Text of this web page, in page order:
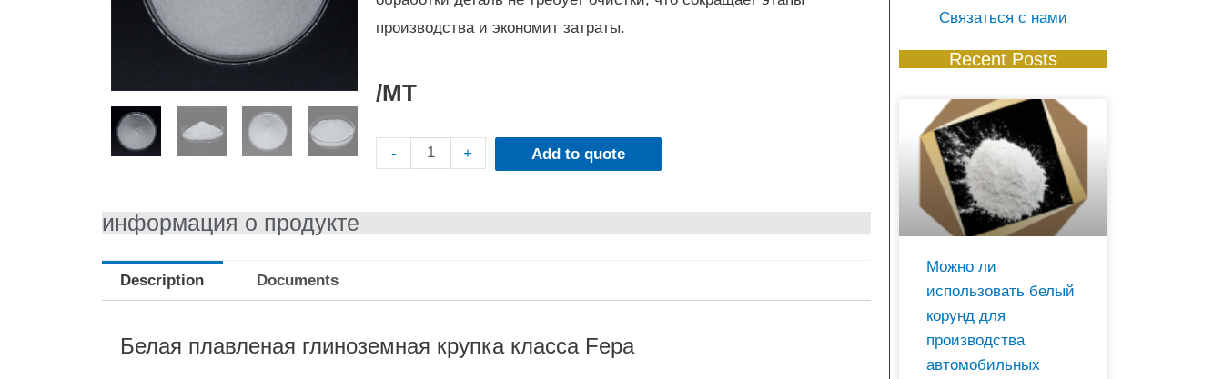
производства и экономит затраты.
/MT
- + Add to quote
информация о продукте
Description Documents
Белая плавленая глиноземная крупка класса Fepa
Связаться с нами
Recent Posts
Можно ли
использовать белый
корунд для
производства
автомобильных